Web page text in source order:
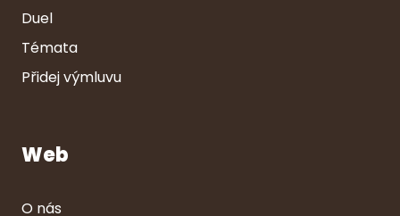
Duel
Témata
Přidej výmluvu
Web
O nás